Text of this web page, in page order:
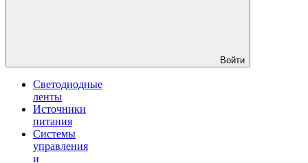
Войти
Светодиодные
ленты
Источники
питания
Системы
управления
и